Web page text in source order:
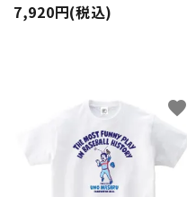
7,920円(税込)
favorite